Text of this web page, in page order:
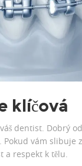
klíčová
dentist. Dobrý
vám slibuje
a respekt k tělu.